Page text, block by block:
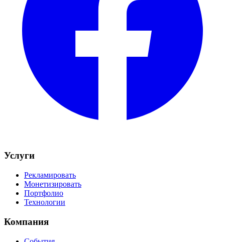
Услуги
Рекламировать
Монетизировать
Портфолио
Технологии
Компания